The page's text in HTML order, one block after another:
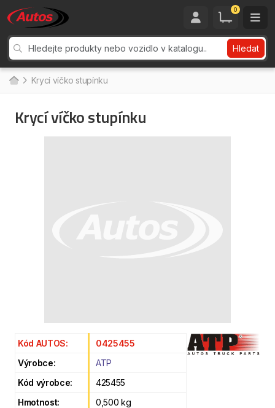
0
Hledat
Krycí víčko stupínku
Krycí víčko stupínku
Kód AUTOS:
0425455
Výrobce:
ATP
Kód výrobce:
425455
Hmotnost:
0,500 kg